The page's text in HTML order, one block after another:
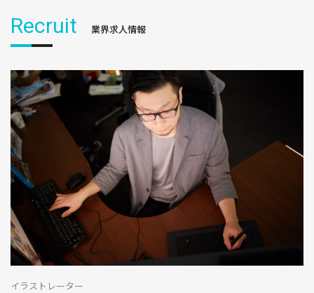
Recruit 業界求人情報
イラストレーター